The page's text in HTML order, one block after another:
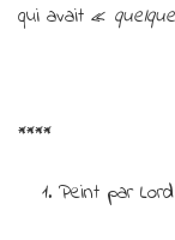
qui avait «
****
Peint par